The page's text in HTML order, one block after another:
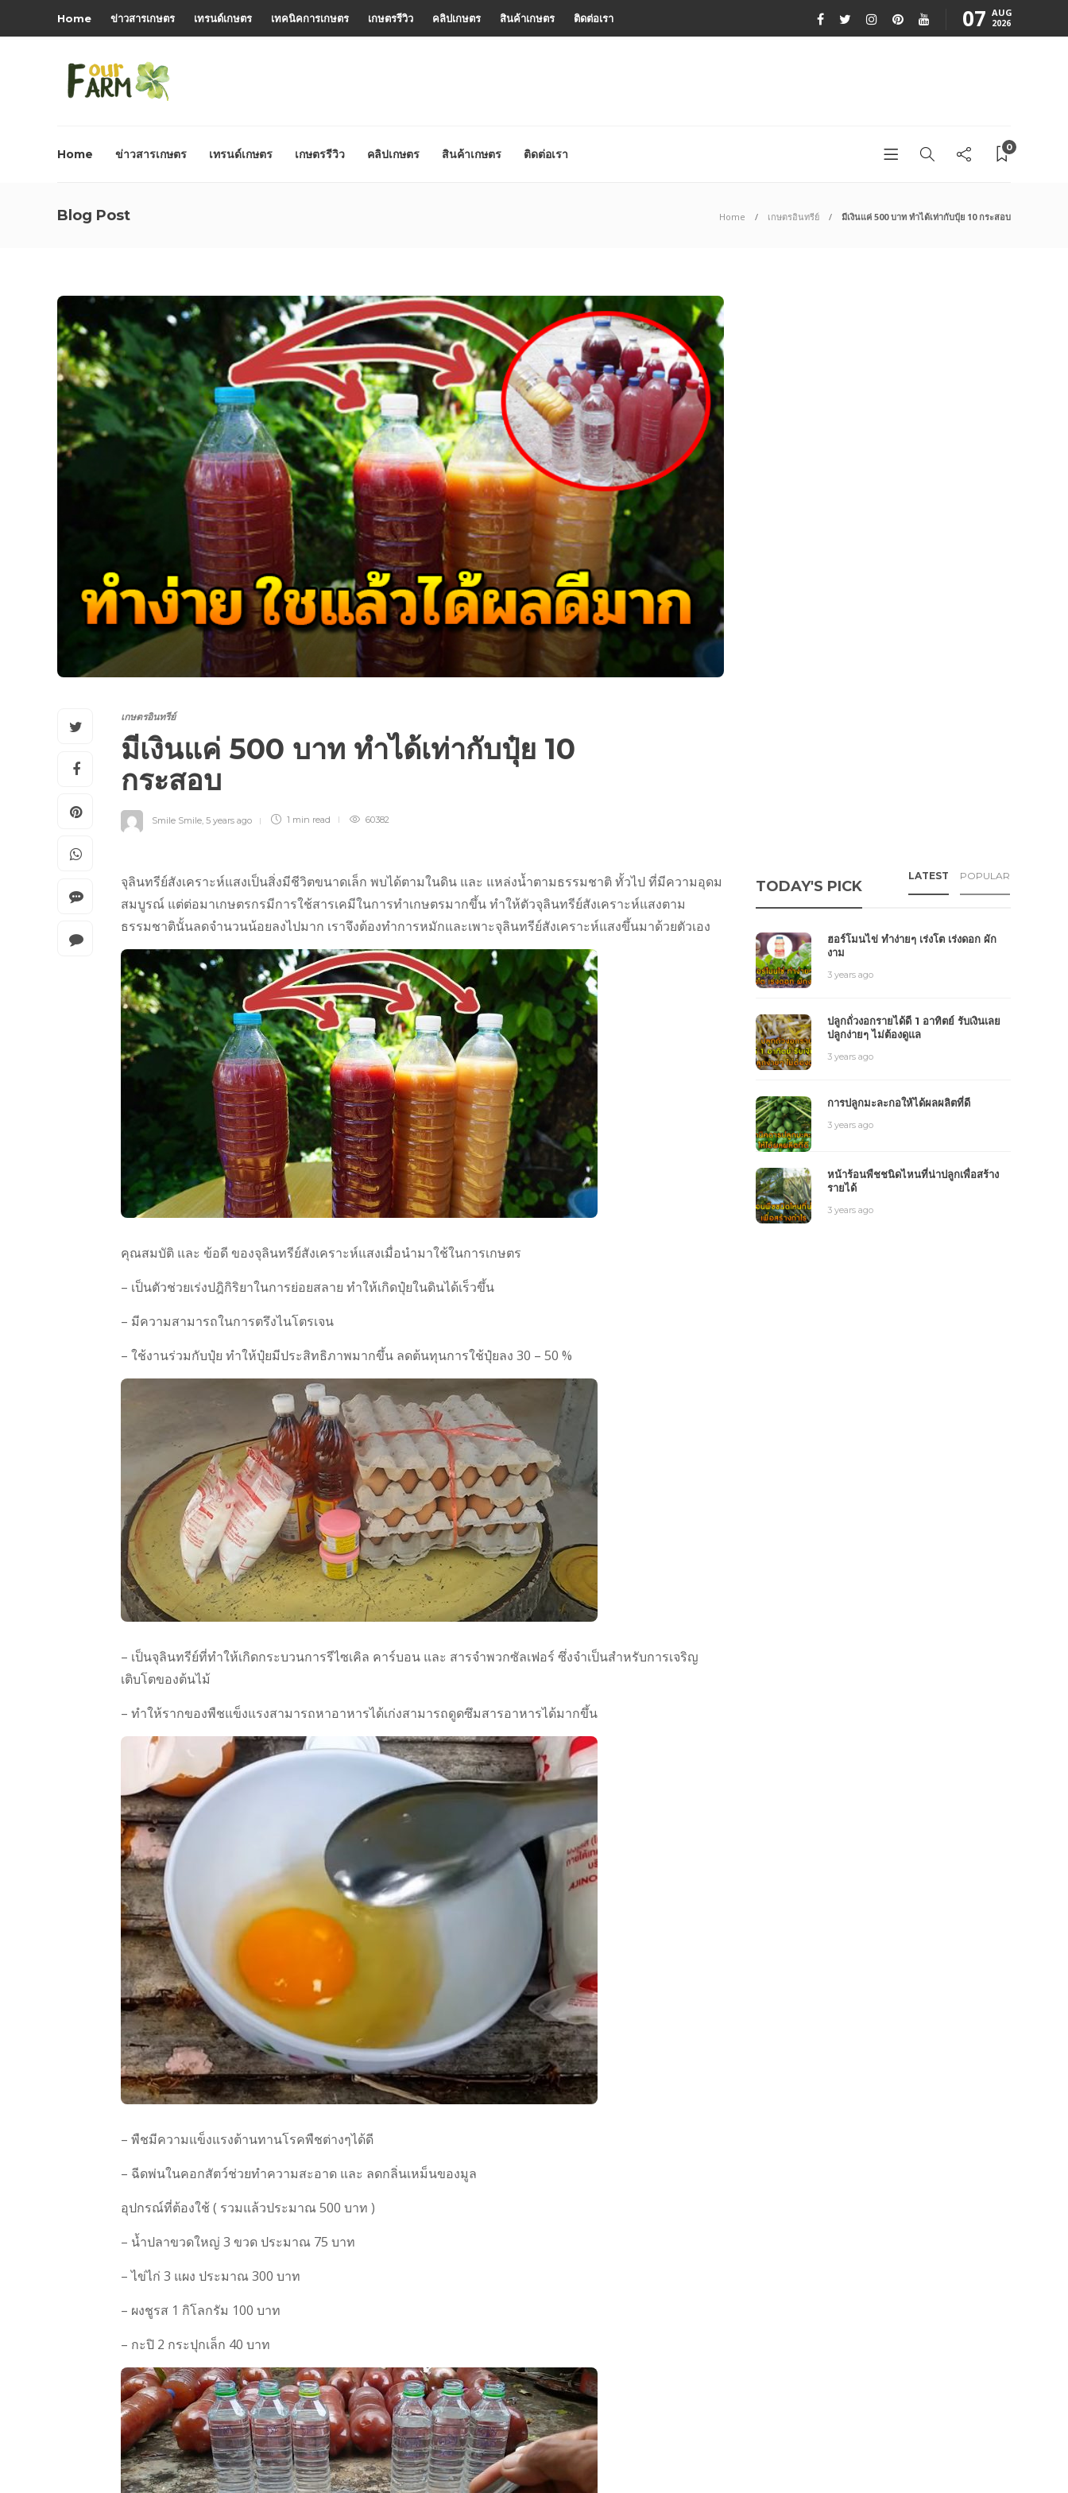
Home ข่าวสารเกษตร เทรนด์เกษตร เทคนิคการเกษตร เกษตรรีวิว คลิปเกษตร สินค้าเกษตร ติดต่อเรา 07 AUG
2026
Home ข่าวสารเกษตร เทรนด์เกษตร เกษตรรีวิว คลิปเกษตร สินค้าเกษตร ติดต่อเรา 0
Blog Post Home เกษตรอินทรีย์ มีเงินแค่ 500 บาท ทำได้เท่ากับปุ๋ย 10 กระสอบ
เกษตรอินทรีย์
มีเงินแค่ 500 บาท ทำได้เท่ากับปุ๋ย 10
กระสอบ
Smile Smile 5 years ago 1 min read 60382
จุลินทรีย์สังเคราะห์แสงเป็นสิ่งมีชีวิตขนาดเล็ก พบได้ตามในดิน และ แหล่งน้ำตามธรรมชาติ ทั้วไป ที่มีความอุดม
สมบูรณ์ แต่ต่อมาเกษตรกรมีการใช้สารเคมีในการทำเกษตรมากขึ้น ทำให้ตัวจุลินทรีย์สังเคราะห์แสงตาม
ธรรมชาตินั้นลดจำนวนน้อยลงไปมาก เราจึงต้องทำการหมักและเพาะจุลินทรีย์สังเคราะห์แสงขึ้นมาด้วยตัวเอง
คุณสมบัติ และ ข้อดี ของจุลินทรีย์สังเคราะห์แสงเมื่อนำมาใช้ในการเกษตร
– เป็นตัวช่วยเร่งปฎิกิริยาในการย่อยสลาย ทำให้เกิดปุ๋ยในดินได้เร็วขึ้น
– มีความสามารถในการตรึงไนโตรเจน
– ใช้งานร่วมกับปุ๋ย ทำให้ปุ๋ยมีประสิทธิภาพมากขึ้น ลดต้นทุนการใช้ปุ๋ยลง 30 – 50 %
– เป็นจุลินทรีย์ที่ทำให้เกิดกระบวนการรีไซเคิล คาร์บอน และ สารจำพวกซัลเฟอร์ ซึ่งจำเป็นสำหรับการเจริญ
เติบโตของต้นไม้
– ทำให้รากของพืชแข็งแรงสามารถหาอาหารได้เก่งสามารถดูดซึมสารอาหารได้มากขึ้น
– พืชมีความแข็งแรงต้านทานโรคพืชต่างๆได้ดี
– ฉีดพ่นในคอกสัตว์ช่วยทำความสะอาด และ ลดกลิ่นเหม็นของมูล
อุปกรณ์ที่ต้องใช้ ( รวมแล้วประมาณ 500 บาท )
– น้ำปลาขวดใหญ่ 3 ขวด ประมาณ 75 บาท
– ไข่ไก่ 3 แผง ประมาณ 300 บาท
– ผงชูรส 1 กิโลกรัม 100 บาท
– กะปิ 2 กระปุกเล็ก 40 บาท
TODAY'S PICK
LATEST POPULAR
ฮอร์โมนไข่ ทำง่ายๆ เร่งโต เร่งดอก ผัก
งาม
3 years ago
ปลูกถั่วงอกรายได้ดี 1 อาทิตย์ รับเงินเลย
ปลูกง่ายๆ ไม่ต้องดูแล
3 years ago
การปลูกมะละกอให้ได้ผลผลิตที่ดี
3 years ago
หน้าร้อนพืชชนิดไหนที่น่าปลูกเพื่อสร้าง
รายได้
3 years ago